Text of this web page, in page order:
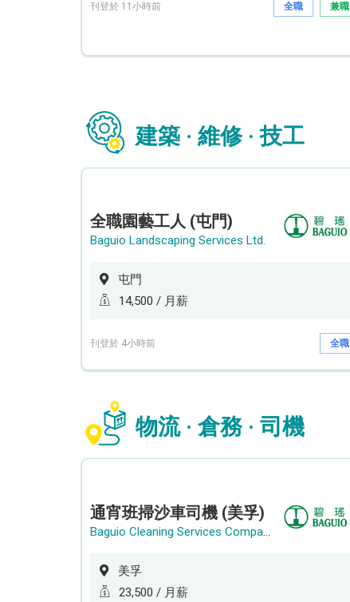
刊登於 11小時前 全職 兼職
建築 · 維修 · 技工
全職園藝工人 (屯門)
Baguio Landscaping Services Ltd.
屯門
14,500 / 月薪
刊登於 4小時前 全職
物流 · 倉務 · 司機
通宵班掃沙車司機 (美孚)
Baguio Cleaning Services Company Limited
美孚
23,500 / 月薪